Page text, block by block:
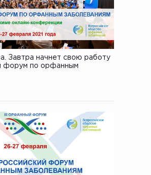
Завтра начнет свою работу
форум по орфанным